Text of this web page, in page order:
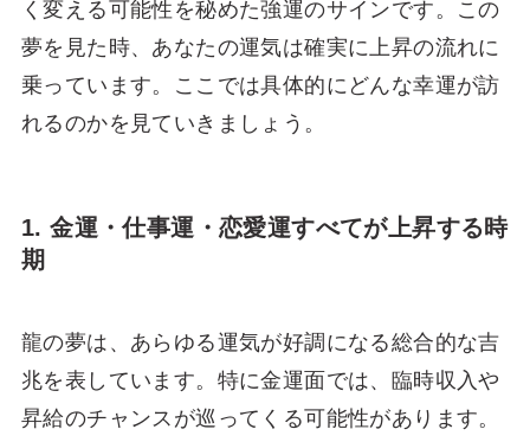
く変える可能性を秘めた強運のサインです。この
夢を見た時、あなたの運気は確実に上昇の流れに
乗っています。ここでは具体的にどんな幸運が訪
れるのかを見ていきましょう。
1. 金運・仕事運・恋愛運すべてが上昇する時
期
龍の夢は、あらゆる運気が好調になる総合的な吉
兆を表しています。特に金運面では、臨時収入や
昇給のチャンスが巡ってくる可能性があります。